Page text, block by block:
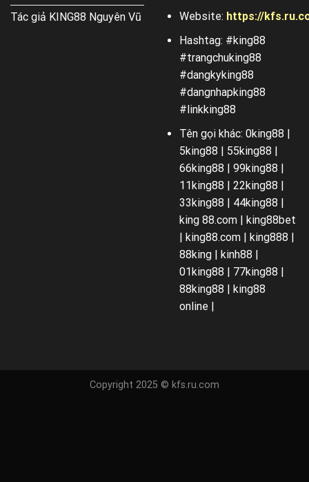
Tác giả KING88 Nguyên Vũ
Website: https://
Hashtag: #king88
#trangchuking88
#dangkyking88
#dangnhapking88
#linkking88
Tên gọi khác: 0king88 |
5king88 | 55king88 |
66king88 | 99king88 |
11king88 | 22king88 |
33king88 | 44king88 |
king 88.com | king88bet
| king88.com | king888 |
88king | kinh88 |
01king88 | 77king88 |
88king88 | king88
online |
Copyright 2025 © kfs.ru.com